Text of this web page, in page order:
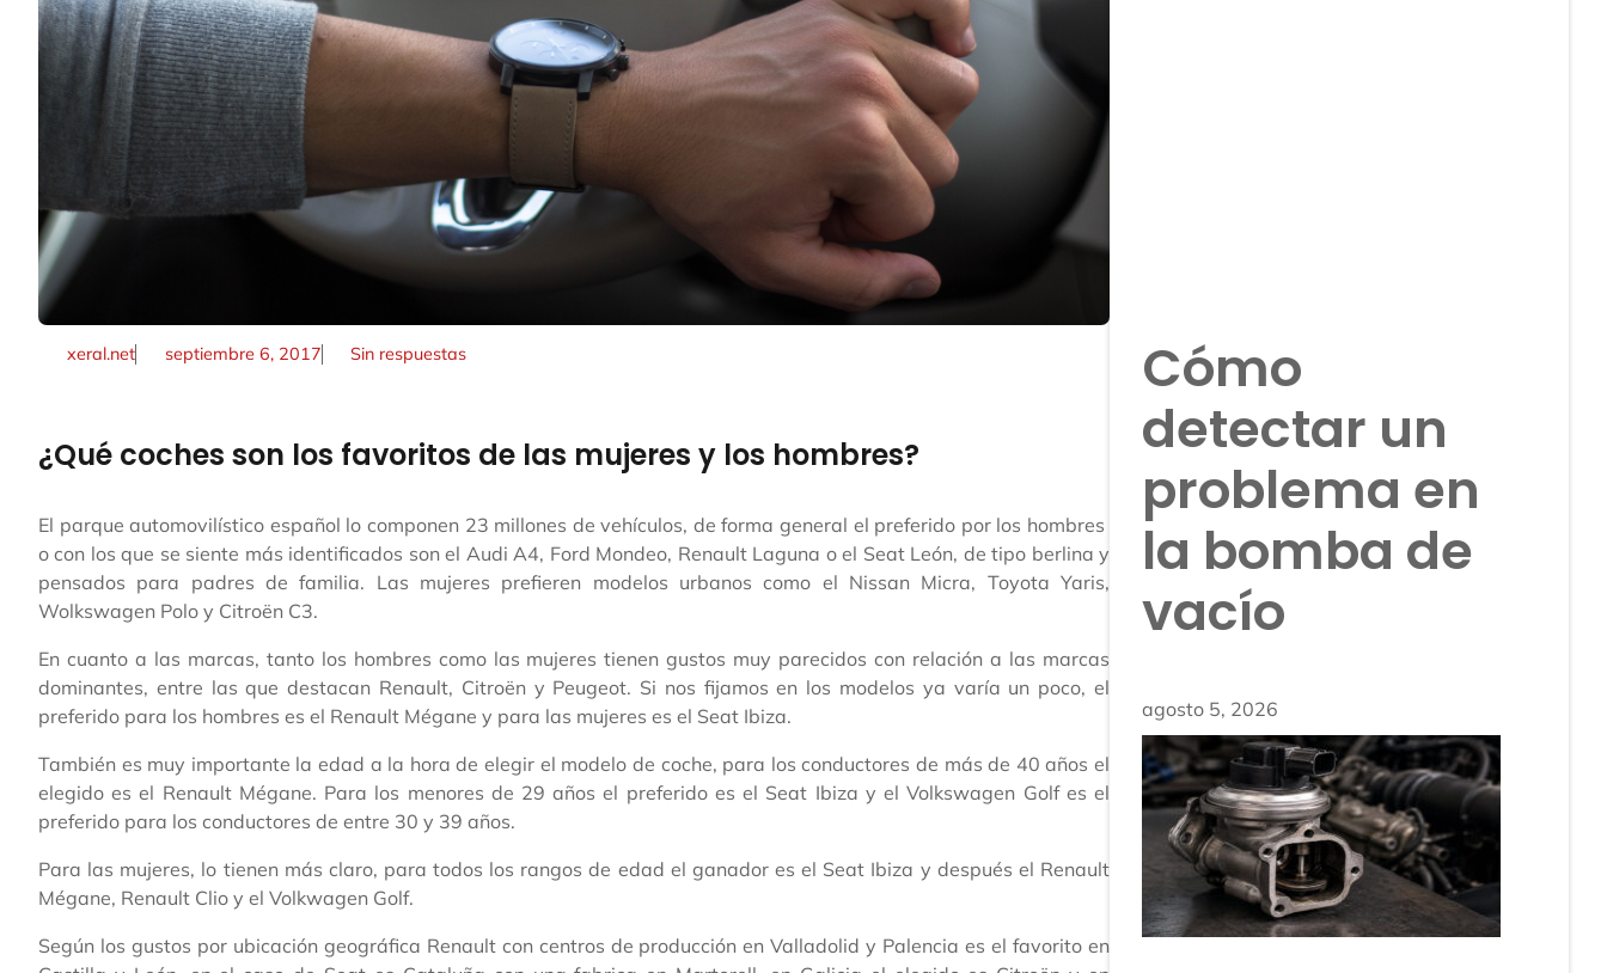
xeral.net septiembre 6, 2017 Sin respuestas
¿Qué coches son los favoritos de las mujeres y los hombres?
El parque automovilístico español lo componen 23 millones de vehículos, de forma general el preferido por los hombres
o con los que se siente más identificados son el Audi A4, Ford Mondeo, Renault Laguna o el Seat León, de tipo berlina y
pensados para padres de familia. Las mujeres prefieren modelos urbanos como el Nissan Micra, Toyota Yaris,
Wolkswagen Polo y Citroën C3.
En cuanto a las marcas, tanto los hombres como las mujeres tienen gustos muy parecidos con relación a las marcas
dominantes, entre las que destacan Renault, Citroën y Peugeot. Si nos fijamos en los modelos ya varía un poco, el
preferido para los hombres es el Renault Mégane y para las mujeres es el Seat Ibiza.
También es muy importante la edad a la hora de elegir el modelo de coche, para los conductores de más de 40 años el
elegido es el Renault Mégane. Para los menores de 29 años el preferido es el Seat Ibiza y el Volkswagen Golf es el
preferido para los conductores de entre 30 y 39 años.
Para las mujeres, lo tienen más claro, para todos los rangos de edad el ganador es el Seat Ibiza y después el Renault
Mégane, Renault Clio y el Volkwagen Golf.
Según los gustos por ubicación geográfica Renault con centros de producción en Valladolid y Palencia es el favorito en
Cómo
detectar un
problema en
la bomba de
vacío
agosto 5, 2026